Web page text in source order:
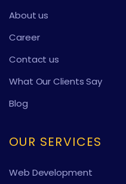
About us
Career
Contact us
What Our Clients Say
Blog
OUR SERVICES
Web Development